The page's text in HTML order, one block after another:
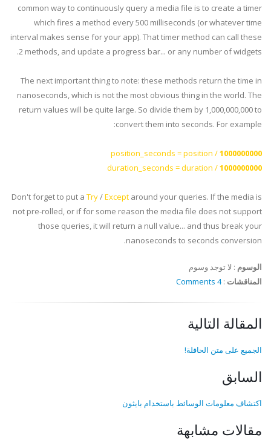
common way to continuously query a media file is to create a timer
which fires a method every 500 milliseconds (or whatever time
interval makes sense for your app). That timer method can call these
2 methods, and update a progress bar... or any number of widgets.
The next important thing to note: these methods return the time in
nanoseconds, which is not the most obvious thing in the world. The
return values will be quite large. So divide them by 1,000,000,000 to
convert them into seconds. For example:
position_seconds = position /1000000000
duration_seconds = duration /1000000000
Don't forget to put a Try/Except around your queries. If the media is
not pre-rolled, or if for some reason the media file does not support
those queries, it will return a null value... and thus break your
nanoseconds to seconds conversion.
الوسوم : لا توجد وسوم
المناقشات :
4 Comments
المقالة التالية
الجميع على متن الحافلة!
السابق
اكتشاف معلومات الوسائط باستخدام بايثون
مقالات مشابهة